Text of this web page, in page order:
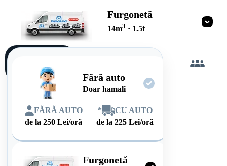
Furgonetă
14m3 · 1.5t
Fără auto
Doar hamali
FĂRĂ AUTO
de la250 Lei/oră
*
CU AUTO
de la225 Lei/oră
Furgonetă
singur